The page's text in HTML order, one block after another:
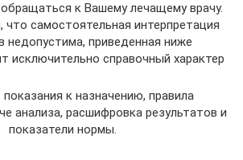
к Вашему лечащему врачу.
самостоятельная интерпретация
недопустима, приведенная ниже
исключительно справочный характер
показания к назначению, правила
анализа, расшифровка результатов и
показатели нормы.